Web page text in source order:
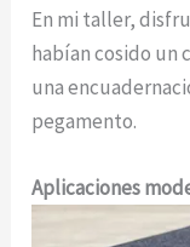
En mi taller,
habían cosido un
una
pegamento.
Aplicaciones